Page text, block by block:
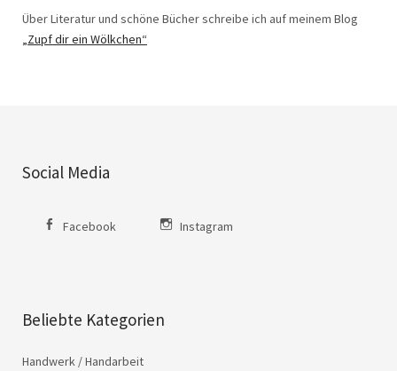
Über Literatur und schöne Bücher schreibe ich auf meinem Blog
„Zupf dir ein Wölkchen“
Social Media
Facebook Instagram
Beliebte Kategorien
Handwerk / Handarbeit